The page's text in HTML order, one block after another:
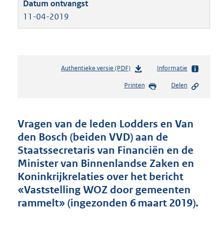
11-04-2019
Authentieke versie (PDF)b
s
d
s
g
r
o
o
t
t
Informatie
Printen Delen
Vragen van de leden Lodders en Van
den Bosch (beiden VVD) aan de
Staatssecretaris van Financiën en de
Minister van Binnenlandse Zaken en
Koninkrijkrelaties over het bericht
«Vaststelling WOZ door gemeenten
rammelt» (ingezonden 6 maart 2019).